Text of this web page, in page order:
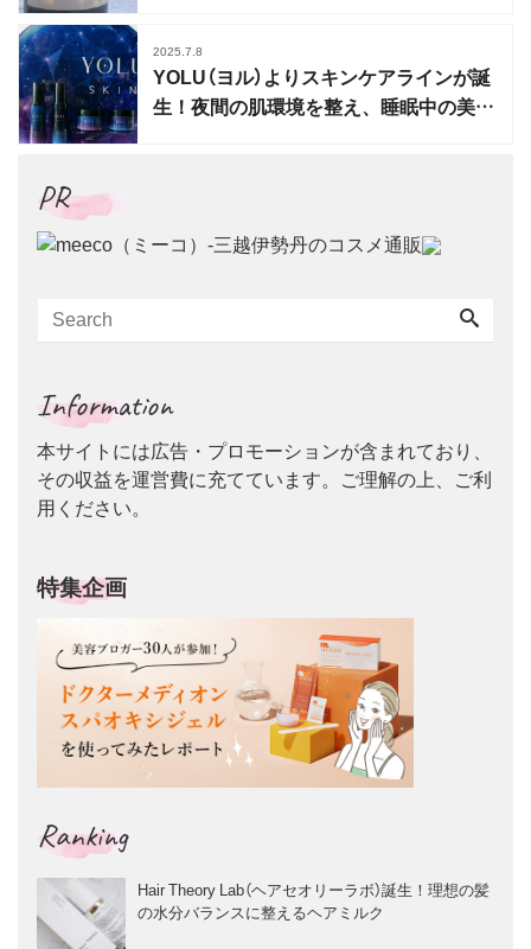
2025.7.8
YOLU（ヨル）よりスキンケアラインが誕
生！夜間の肌環境を整え、睡眠中の美を
PR
Information
本サイトには広告・プロモーションが含まれており、
その収益を運営費に充てています。ご理解の上、ご利
用ください。
特集企画
Ranking
Hair Theory Lab（ヘアセオリーラボ）誕生！理想の髪
の水分バランスに整えるヘアミルク